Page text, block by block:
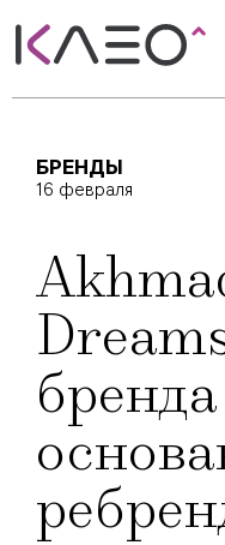
БРЕНДЫ
16 февраля